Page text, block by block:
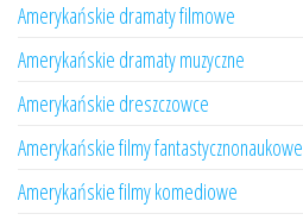
Amerykańskie dramaty filmowe
Amerykańskie dramaty muzyczne
Amerykańskie dreszczowce
Amerykańskie filmy fantastycznonaukowe
Amerykańskie filmy komediowe